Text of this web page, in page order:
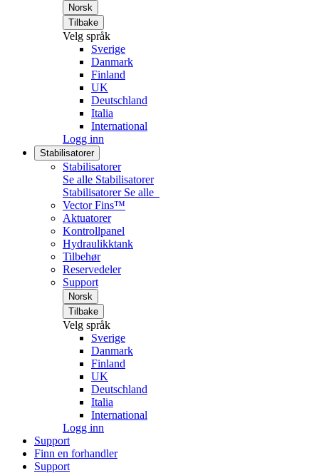
Norsk
Tilbake
Velg språk
Sverige
Danmark
Finland
UK
Deutschland
Italia
International
Logg inn
Stabilisatorer
Stabilisatorer
Se alle Stabilisatorer
Stabilisatorer Se alle
Vector Fins™
Aktuatorer
Kontrollpanel
Hydraulikktank
Tilbehør
Reservedeler
Support
Norsk
Tilbake
Velg språk
Sverige
Danmark
Finland
UK
Deutschland
Italia
International
Logg inn
Support
Finn en forhandler
Support